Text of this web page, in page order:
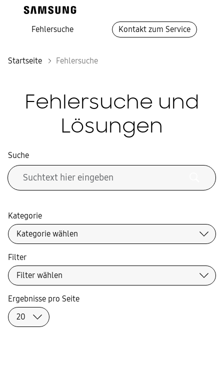
Fehlersuche Kontakt zum Service
Startseite Fehlersuche
Fehlersuche und
Lösungen
Suche
Kategorie
Filter
Ergebnisse pro Seite